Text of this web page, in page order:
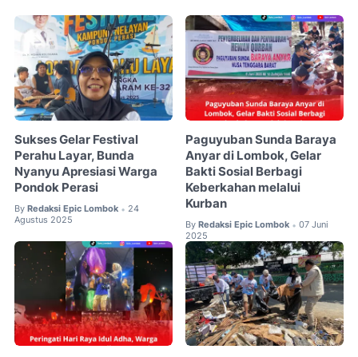
Sukses Gelar Festival
Perahu Layar, Bunda
Nyanyu Apresiasi Warga
Pondok Perasi
By Redaksi Epic Lombok • 24
Agustus 2025
Paguyuban Sunda Baraya
Anyar di Lombok, Gelar
Bakti Sosial Berbagi
Keberkahan melalui
Kurban
By Redaksi Epic Lombok • 07 Juni
2025